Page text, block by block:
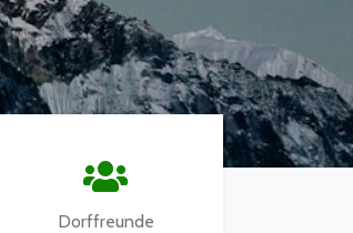
Dorffreunde